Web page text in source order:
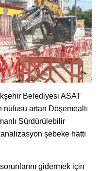
Belediyesi ASAT
artan Döşemealtı
Sürdürülebilir
şebeke hattı
gidermek için